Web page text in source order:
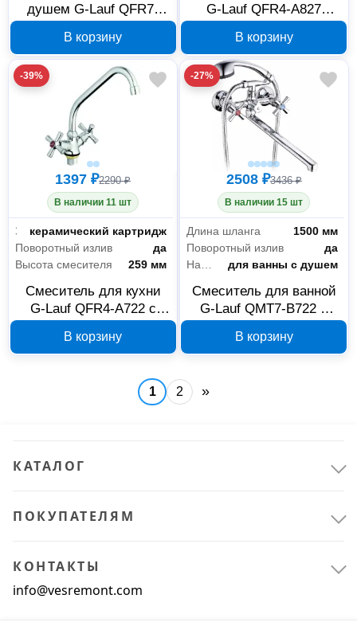
душем G-Lauf QFR7-
длинным поворотным
изливом 310 мм, хром
В корзину
G-Lauf QFR4-A827
В корзину
-39%
1397 ₽2290 ₽
В наличии 11 шт
Запорный клапанкерамический картридж
Поворотный излив
да
Высота смесителя
259 мм
Смеситель для кухни
G-Lauf QFR4-A722 с
360 градусов, хром
В корзину
-27%
2508 ₽3436 ₽
В наличии 15 шт
Длина шланга
1500 мм
Поворотный излив
да
для ванны с душем
Смеситель для ванной
G-Lauf QMT7-B722 с
В корзину
1 2 »
КАТАЛОГ
ПОКУПАТЕЛЯМ
КОНТАКТЫ
info@vesremont.com